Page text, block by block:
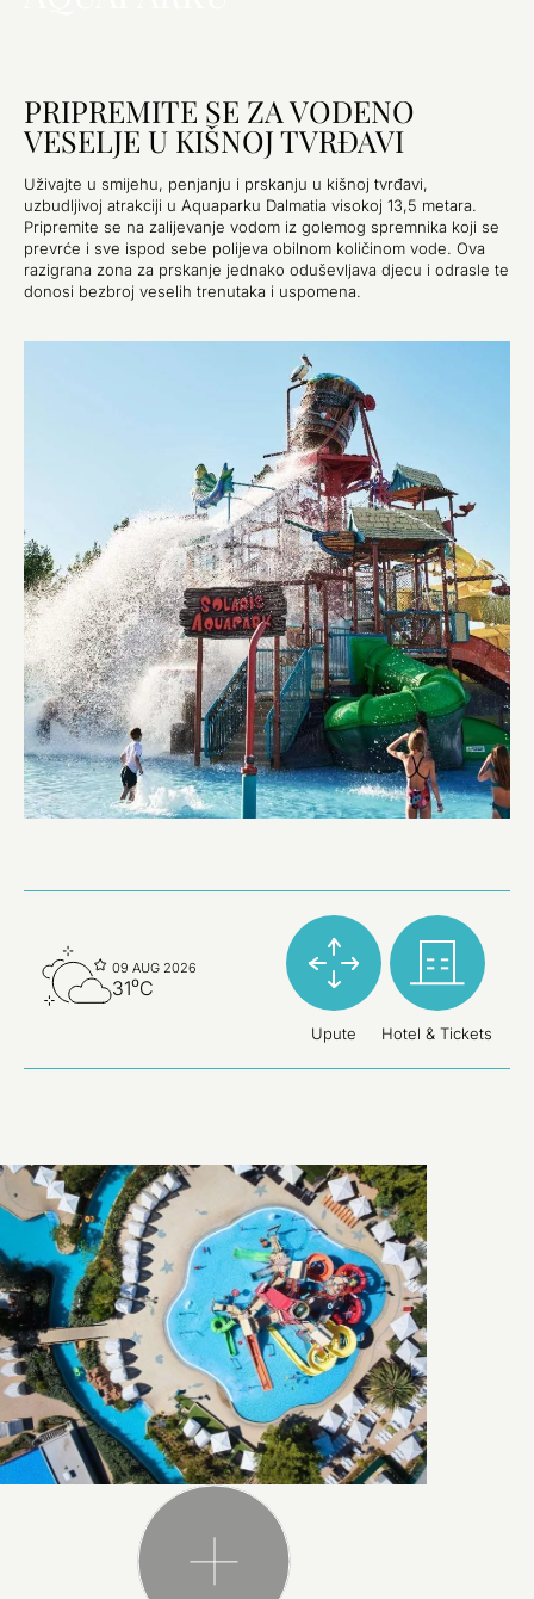
PRIPREMITE SE ZA VODENO
VESELJE U KIŠNOJ TVRĐAVI
Uživajte u smijehu, penjanju i prskanju u kišnoj tvrđavi,
uzbudljivoj atrakciji u Aquaparku Dalmatia visokoj 13,5 metara.
Pripremite se na zalijevanje vodom iz golemog spremnika koji se
prevrće i sve ispod sebe polijeva obilnom količinom vode. Ova
razigrana zona za prskanje jednako oduševljava djecu i odrasle te
donosi bezbroj veselih trenutaka i uspomena.
09 AUG 2026
31⁰C
Upute Hotel & Tickets